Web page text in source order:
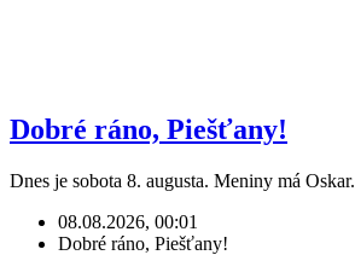
Dobré ráno, Piešťany!
Dnes je sobota 8. augusta. Meniny má Oskar.
08.08.2026, 00:01
Dobré ráno, Piešťany!